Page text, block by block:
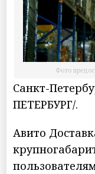
Фото
Санкт-
ПЕТЕРБУРГ/.
Авито